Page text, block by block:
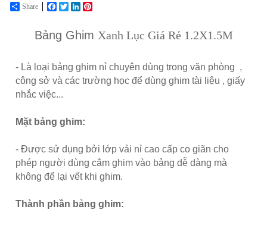
Share FacebookTwitterLinkedIn
Bảng Ghim Xanh Lục Giá Rẻ 1.2X1.5M
- Là loại bảng ghim nỉ chuyên dùng trong văn phòng ,
công sở và các trường học để dùng ghim tài liệu , giấy
nhắc việc...
Mặt bảng ghim:
- Được sử dụng bởi lớp vải nỉ cao cấp co giãn cho
phép người dùng cắm ghim vào bảng dễ dàng mà
không để lại vết khi ghim.
Thành phần bảng ghim: